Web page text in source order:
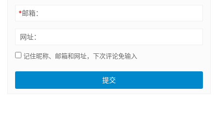
*邮箱：
网址：
记住昵称、邮箱和网址，下次评论免输入